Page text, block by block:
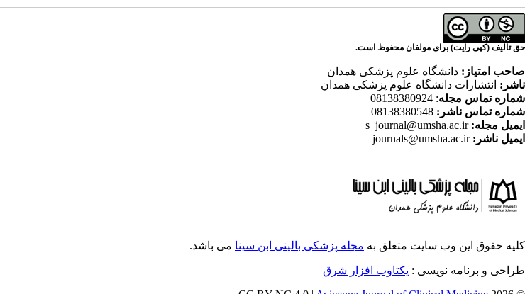
حق تالیف (کپی رایت) برای مولفان محفوظ است.
صاحب امتیاز: دانشگاه علوم پزشکی همدان
ناشر: انتشارات دانشگاه علوم پزشکی همدان
شماره تماس مجله: 08138380924
شماره تماس ناشر:
ایمیل مجله: s_journal@umsha.ac.ir
ایمیل ناشر: journals@umsha.ac.ir
کلیه حقوق این وب سایت متعلق به مجله پزشکی بالینی ابن سینا می باشد.
طراحی و برنامه نویسی : یکتاوب افزار شرق